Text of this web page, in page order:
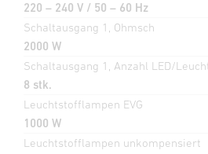
220 – 240 V / 50 – 60 Hz
Schaltausgang 1, Ohmsch
2000 W
Schaltausgang 1, Anzahl LED/
8 stk.
Leuchtstofflampen EVG
1000 W
Leuchtstofflampen unkompensiert